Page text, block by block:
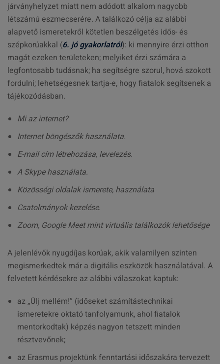
járványhelyzet miatt nem adódott alkalom nagyobb
létszámú eszmecserére. A találkozó célja az alábbi
alapvető ismeretekről kötetlen beszélgetés idős- és
szépkorúakkal (6. jó gyakorlatról): ki mennyire érzi otthon
magát ezeken területeken; melyiket érzi számára a
legfontosabb tudásnak; ha segítségre szorul, hová szokott
fordulni; lehetségesnek tartja-e, hogy fiatalok segítsenek a
tájékozódásban.
Mi az internet?
Internet böngészők használata.
E-mail cím létrehozása, levelezés.
A Skype használata.
Közösségi oldalak ismerete, használata
Csatolmányok kezelése.
Zoom, Google Meet mint virtuális találkozók lehetősége
A jelenlévők nyugdíjas korúak, akik valamilyen szinten
megismerkedtek már a digitális eszközök használatával. A
felvetett kérdésekre az alábbi válaszokat kaptuk:
az „Ülj mellém!” (időseket számítástechnikai
ismeretekre oktató tanfolyamunk, ahol fiatalok
mentorkodtak) képzés nagyon tetszett minden
résztvevőnek;
az Erasmus projektünk fenntartási időszakára tervezett